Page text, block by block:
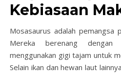
Kebiasaan
Mosasaurus adalah pemangsa
Mereka berenang
menggunakan gigi tajam untuk
Selain ikan dan hewan laut